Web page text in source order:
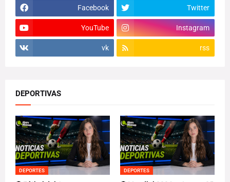
Facebook Twitter
YouTube Instagram
vk rss
DEPORTIVAS
DEPORTES DEPORTES